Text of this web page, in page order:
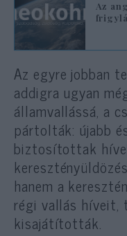
Az
Az egyre jobban
addigra ugyan
államvallássá, a
pártolták: újabb
biztosítottak
hanem a
régi vallás
kisajátították.